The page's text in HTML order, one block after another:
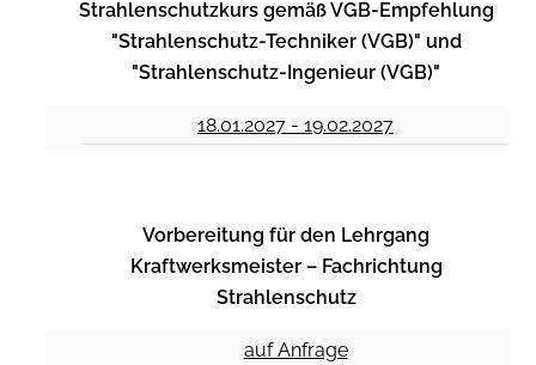
Strahlenschutzkurs gemäß VGB-Empfehlung
"Strahlenschutz-Techniker (VGB)" und
"Strahlenschutz-Ingenieur (VGB)"
18.01.2027 - 19.02.2027
Vorbereitung für den Lehrgang
Kraftwerksmeister – Fachrichtung
Strahlenschutz
auf Anfrage